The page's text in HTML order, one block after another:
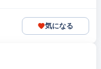
気になる